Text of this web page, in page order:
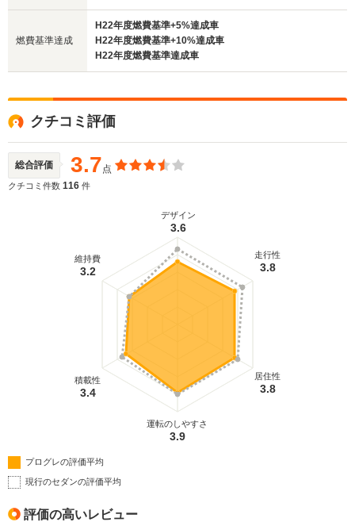
燃費基準達成
H22年度燃費基準+5%達成車
H22年度燃費基準+10%達成車
H22年度燃費基準達成車
クチコミ評価
総合評価 3.7点
クチコミ件数 116 件
デザイン
3.6
走行性
3.8
居住性
3.8
運転のしやすさ
3.9
積載性
3.4
維持費
3.2
プログレの評価平均
現行のセダンの評価平均
評価の高いレビュー